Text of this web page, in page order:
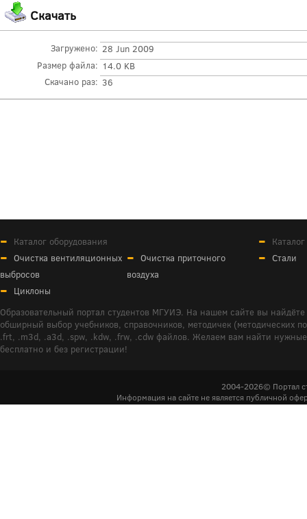
Скачать
Загружено: 28 Jun 2009
Размер файла: 14.0 KB
Скачано раз: 36
Каталог оборудования
Очистка вентиляционных
выбросов
Очистка приточного
воздуха
Циклоны
Стали
Образовательный портал студентов МГУИЭ. На нашем сайте вы
обширный выбор учебников, справочников, методичек (методических
.frt, .m3d, .a3d, .spw, .kdw, .frw, .cdw файлов. Желаем вам найти
бесплатно и без регистрации!
2004-2026© Портал
Информация на сайте не является публичной